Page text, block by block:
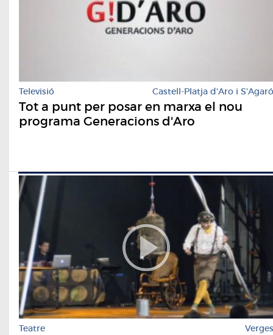
Televisió Castell-Platja d'Aro i S'Agaró
Tot a punt per posar en marxa el nou
programa Generacions d'Aro
Teatre Verges